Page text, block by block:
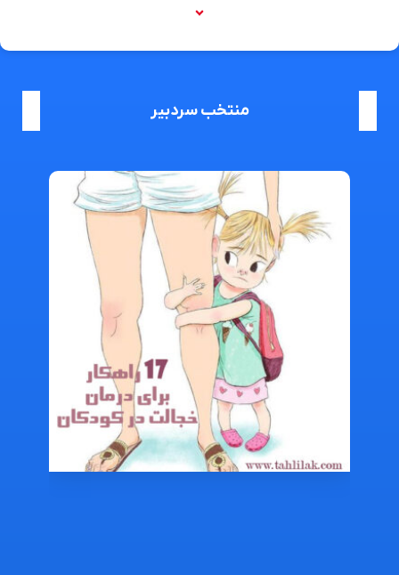
منتخب سردبیر